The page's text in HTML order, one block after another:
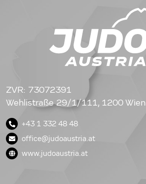
ZVR: 73072391
Wehlistraße 29/1/111, 1200 Wien
+43 1 332 48 48
office@judoaustria.at
www.judoaustria.at